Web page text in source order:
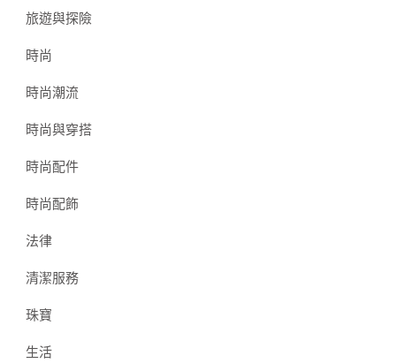
旅遊與探險
時尚
時尚潮流
時尚與穿搭
時尚配件
時尚配飾
法律
清潔服務
珠寶
生活